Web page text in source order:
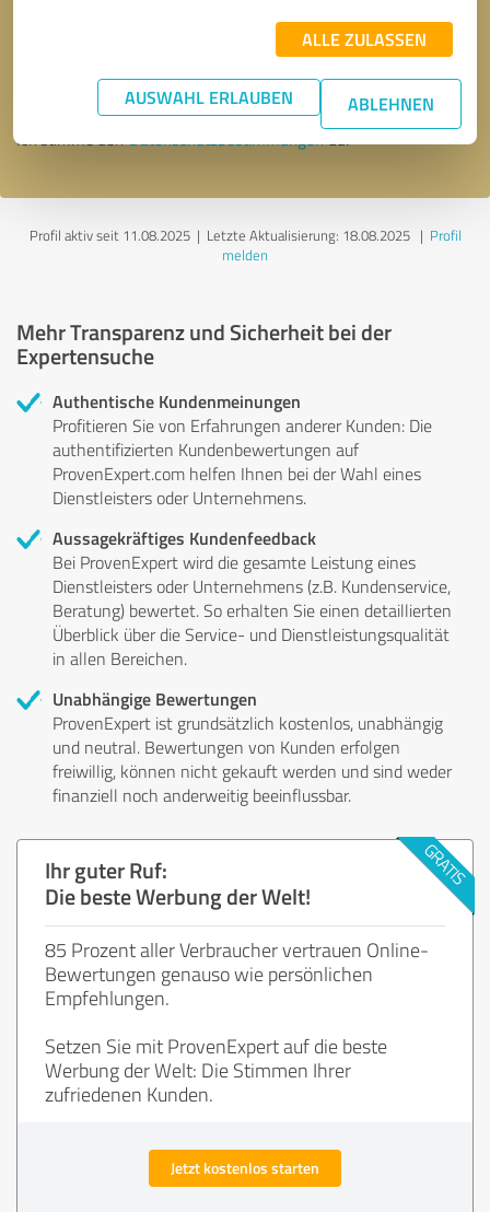
ALLE ZULASSEN
AUSWAHL ERLAUBEN ABLEHNEN
* Erforderliche Angaben
Nachricht senden
Ich stimme denDatenschutzbestimmungenzu.
Profil aktiv seit 11.08.2025 | Letzte Aktualisierung: 18.08.2025| Profil
melden
Mehr Transparenz und Sicherheit bei der
Expertensuche
Authentische Kundenmeinungen
Profitieren Sie von Erfahrungen anderer Kunden: Die
authentifizierten Kundenbewertungen auf
ProvenExpert.com helfen Ihnen bei der Wahl eines
Dienstleisters oder Unternehmens.
Aussagekräftiges Kundenfeedback
Bei ProvenExpert wird die gesamte Leistung eines
Dienstleisters oder Unternehmens (z.B. Kundenservice,
Beratung) bewertet. So erhalten Sie einen detaillierten
Überblick über die Service- und Dienstleistungsqualität
in allen Bereichen.
Unabhängige Bewertungen
ProvenExpert ist grundsätzlich kostenlos, unabhängig
und neutral. Bewertungen von Kunden erfolgen
freiwillig, können nicht gekauft werden und sind weder
finanziell noch anderweitig beeinflussbar.
Ihr guter Ruf:
Die beste Werbung der Welt!
85 Prozent aller Verbraucher vertrauen Online-
Bewertungen genauso wie persönlichen
Empfehlungen.
Setzen Sie mit ProvenExpert auf die beste
Werbung der Welt: Die Stimmen Ihrer
zufriedenen Kunden.
Jetzt kostenlos starten